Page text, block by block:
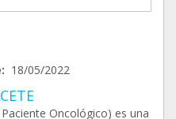
18/05/2022
Oncológico) es una